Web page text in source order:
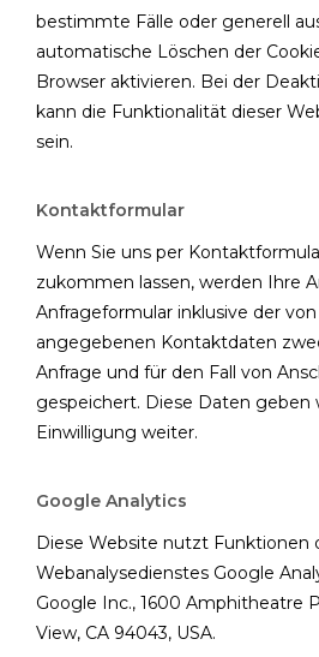
bestimmte Fälle oder generell
automatische Löschen der
Browser aktivieren. Bei der
kann die Funktionalität dieser
sein.
Kontaktformular
Wenn Sie uns per
zukommen lassen, werden Ihre
Anfrageformular inklusive der
angegebenen Kontaktdaten
Anfrage und für den Fall von
gespeichert. Diese Daten geben
Einwilligung weiter.
Google Analytics
Diese Website nutzt Funktionen
Webanalysedienstes Google
Google Inc., 1600 Amphitheatre
View, CA 94043, USA.